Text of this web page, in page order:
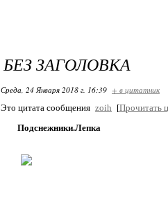
БЕЗ ЗАГОЛОВКА
Среда, 24 Января 2018 г. 16:39 + в цитатник
Это цитата сообщения zoih [Прочитать
Подснежники.Лепка